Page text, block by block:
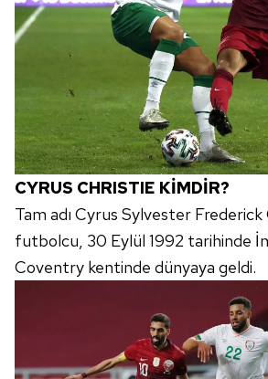
CYRUS CHRISTIE KİMDİR?
Tam adı Cyrus Sylvester
futbolcu, 30 Eylül 1992 tarihinde
Coventry kentinde dünyaya geldi.